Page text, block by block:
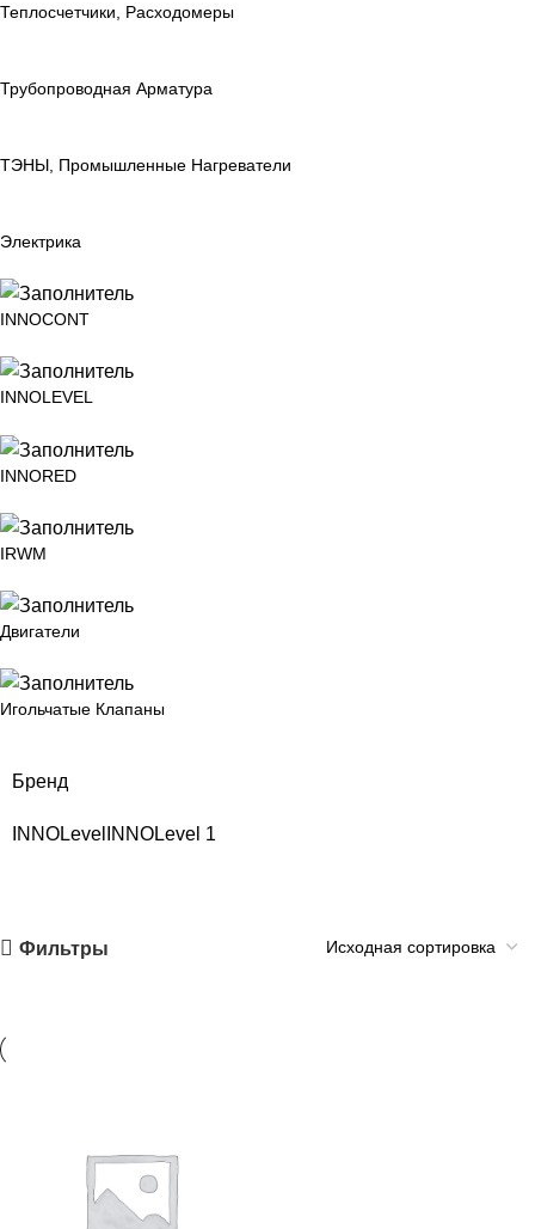
Теплосчетчики, Расходомеры
Трубопроводная Арматура
ТЭНЫ, Промышленные Нагреватели
Электрика
INNOCONT
INNOLEVEL
INNORED
IRWM
Двигатели
Игольчатые Клапаны
Бренд
INNOLevel INNOLevel 1
Фильтры